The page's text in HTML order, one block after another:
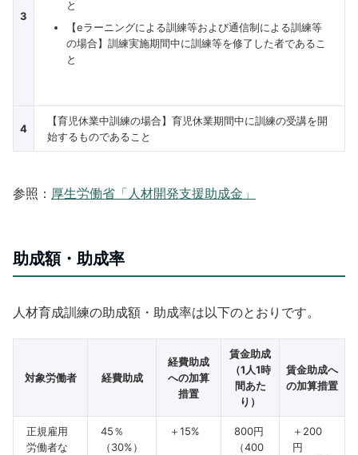
3
と
【eラーニングによる訓練等および通信制による訓練等
の場合】訓練実施期間中に訓練等を修了した者であるこ
と
4
【育児休業中訓練の場合】育児休業期間中に訓練の受講を開
始するものであること
参照： 厚生労働省「人材開発支援助成金」
助成額・助成率
人材育成訓練の助成額・助成率は以下のとおりです。
対象労働者 経費助成
経費助成
への加算
措置
賃金助成
（1人1時
間あた
り）
賃金助成へ
の加算措置
正規雇用
労働者な
45％
（30%）
＋15%
800円
（400
＋200
円